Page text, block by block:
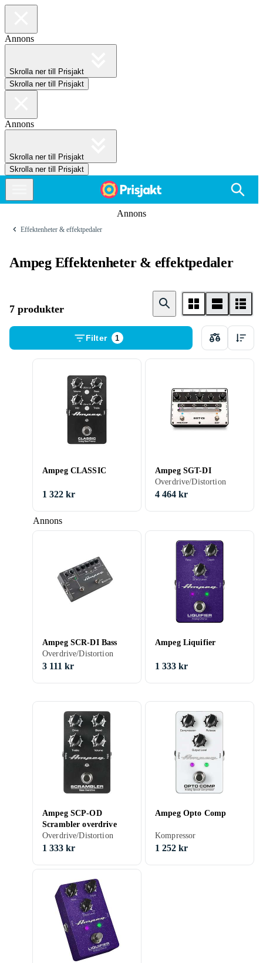
Annons
Skrolla ner till Prisjakt
Skrolla ner till Prisjakt
Annons
Skrolla ner till Prisjakt
Skrolla ner till Prisjakt
Annons
Effektenheter & effektpedaler
Ampeg Effektenheter & effektpedaler
7 produkter
Filter 1
Annons
Ampeg CLASSIC
1 322 kr
Ampeg SGT-DI
Overdrive/Distortion
4 464 kr
Ampeg SCR-DI Bass
Overdrive/Distortion
3 111 kr
Ampeg Liquifier
1 333 kr
Ampeg SCP-OD
Scrambler overdrive
Overdrive/Distortion
1 333 kr
Ampeg Opto Comp
Kompressor
1 252 kr